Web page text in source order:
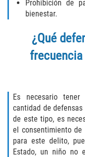
Domestic
Child
Prohibición de
bienestar.
¿Qué
Es necesario
cantidad de
de este tipo, es
el consentimiento
para este delito,
Estado, un niño no